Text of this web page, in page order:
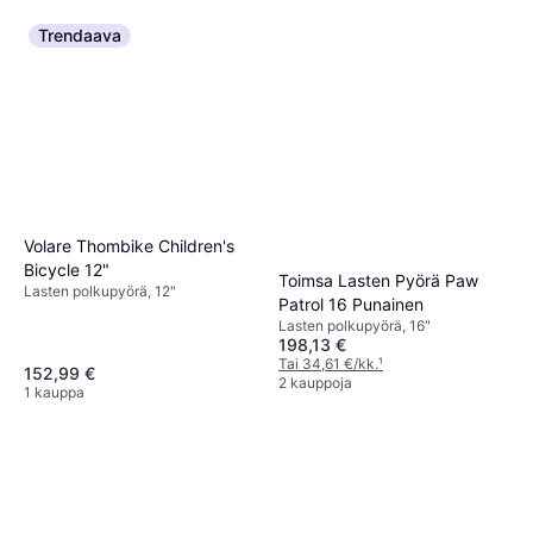
Trendaava
Volare Thombike Children's
Bicycle 12"
Lasten polkupyörä, 12"
152,99 €
1 kauppa
Toimsa Lasten Pyörä Paw
Patrol 16 Punainen
Lasten polkupyörä, 16"
198,13 €
Tai 34,61 €/kk.¹
2 kauppoja